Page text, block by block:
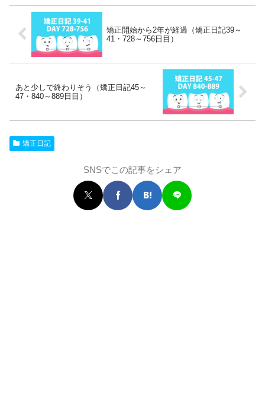
矯正開始から2年が経過（矯正日記39～
41・728～756日目）
あと少しで終わりそう（矯正日記45～
47・840～889日目）
矯正日記
SNSでこの記事をシェア